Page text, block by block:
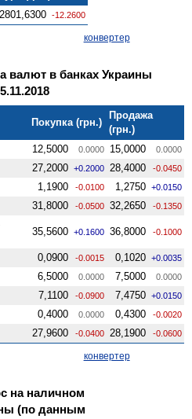
2801,6300 -12.2600
конвертер
валют в банках Украины
Покупка (грн.)
Продажа
(грн.)
12,5000 0.0000 15,0000 0.0000
27,2000 +0.2000 28,4000 -0.0450
1,1900 -0.0100 1,2750 +0.0150
31,8000 -0.0500 32,2650 -0.1350
35,5600 +0.1600 36,8000 -0.1000
0,0900 -0.0015 0,1020 +0.0035
6,5000 0.0000 7,5000 0.0000
7,1100 -0.0900 7,4750 +0.0150
0,4000 0.0000 0,4300 -0.0020
27,9600 -0.0400 28,1900 -0.0600
конвертер
на наличном
(по данным